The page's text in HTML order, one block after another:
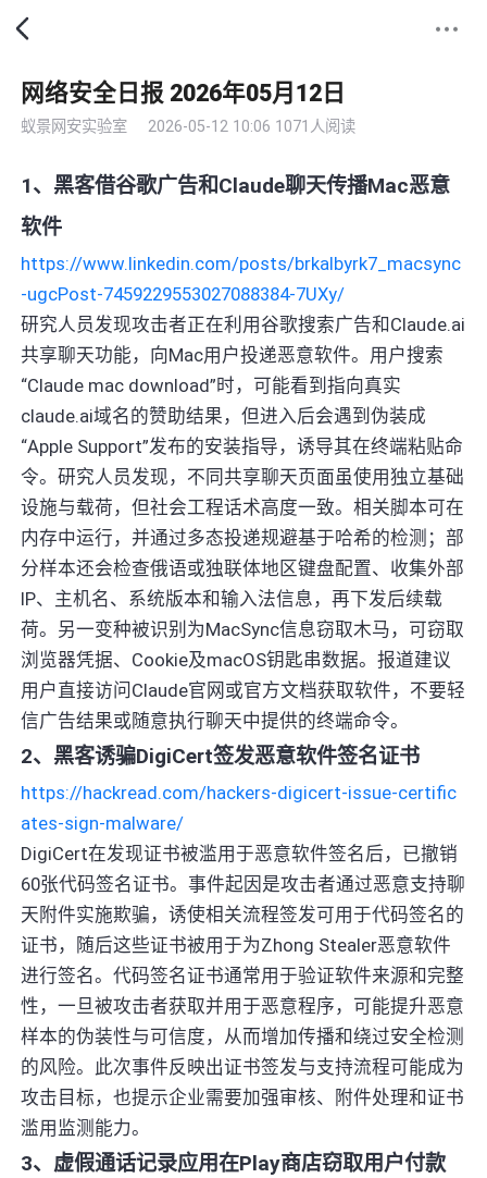
网络安全日报 2026年05月12日
蚁景网安实验室 2026-05-12 10:06 1071人阅读
1、黑客借谷歌广告和Claude聊天传播Mac恶意
软件
https://www.linkedin.com/posts/brkalbyrk7_macsync
-ugcPost-7459229553027088384-7UXy/
研究人员发现攻击者正在利用谷歌搜索广告和Claude.ai
共享聊天功能，向Mac用户投递恶意软件。用户搜索
“Claude mac download”时，可能看到指向真实
claude.ai域名的赞助结果，但进入后会遇到伪装成
“Apple Support”发布的安装指导，诱导其在终端粘贴命
令。研究人员发现，不同共享聊天页面虽使用独立基础
设施与载荷，但社会工程话术高度一致。相关脚本可在
内存中运行，并通过多态投递规避基于哈希的检测；部
分样本还会检查俄语或独联体地区键盘配置、收集外部
IP、主机名、系统版本和输入法信息，再下发后续载
荷。另一变种被识别为MacSync信息窃取木马，可窃取
浏览器凭据、Cookie及macOS钥匙串数据。报道建议
用户直接访问Claude官网或官方文档获取软件，不要轻
信广告结果或随意执行聊天中提供的终端命令。
2、黑客诱骗DigiCert签发恶意软件签名证书
https://hackread.com/hackers-digicert-issue-certific
ates-sign-malware/
DigiCert在发现证书被滥用于恶意软件签名后，已撤销
60张代码签名证书。事件起因是攻击者通过恶意支持聊
天附件实施欺骗，诱使相关流程签发可用于代码签名的
证书，随后这些证书被用于为Zhong Stealer恶意软件
进行签名。代码签名证书通常用于验证软件来源和完整
性，一旦被攻击者获取并用于恶意程序，可能提升恶意
样本的伪装性与可信度，从而增加传播和绕过安全检测
的风险。此次事件反映出证书签发与支持流程可能成为
攻击目标，也提示企业需要加强审核、附件处理和证书
滥用监测能力。
3、虚假通话记录应用在Play商店窃取用户付款